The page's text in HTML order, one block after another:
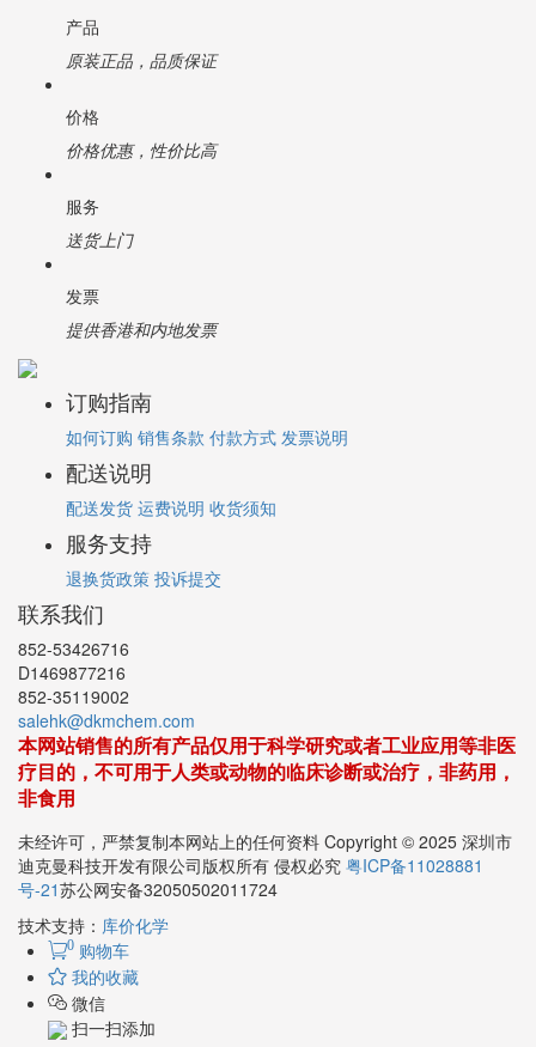
产品
原装正品，品质保证
价格
价格优惠，性价比高
服务
送货上门
发票
提供香港和内地发票
订购指南
如何订购 销售条款 付款方式 发票说明
配送说明
配送发货 运费说明 收货须知
服务支持
退换货政策 投诉提交
联系我们
852-53426716
D1469877216
852-35119002
salehk@dkmchem.com
本网站销售的所有产品仅用于科学研究或者工业应用等非医
疗目的，不可用于人类或动物的临床诊断或治疗，非药用，
非食用
未经许可，严禁复制本网站上的任何资料 Copyright © 2025 深圳市
迪克曼科技开发有限公司版权所有 侵权必究 粤ICP备11028881
号-21苏公网安备32050502011724
技术支持： 库价化学
0 购物车
我的收藏
微信
扫一扫添加